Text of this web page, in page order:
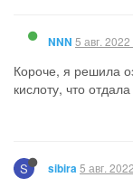
NNN 5 авг. 2022
Короче, я решила
кислоту, что
S sibira 5 авг.